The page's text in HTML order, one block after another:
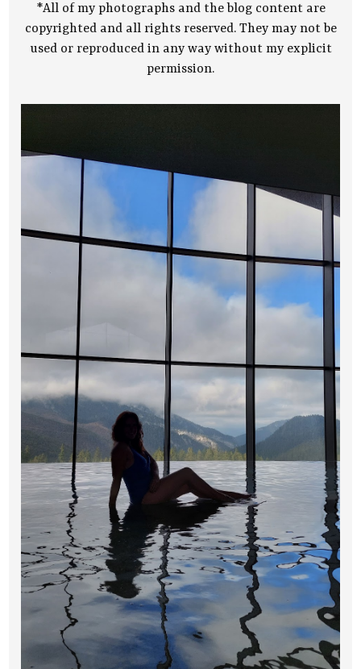
*All of my photographs and the blog content are
copyrighted and all rights reserved. They may not be
used or reproduced in any way without my explicit
permission.